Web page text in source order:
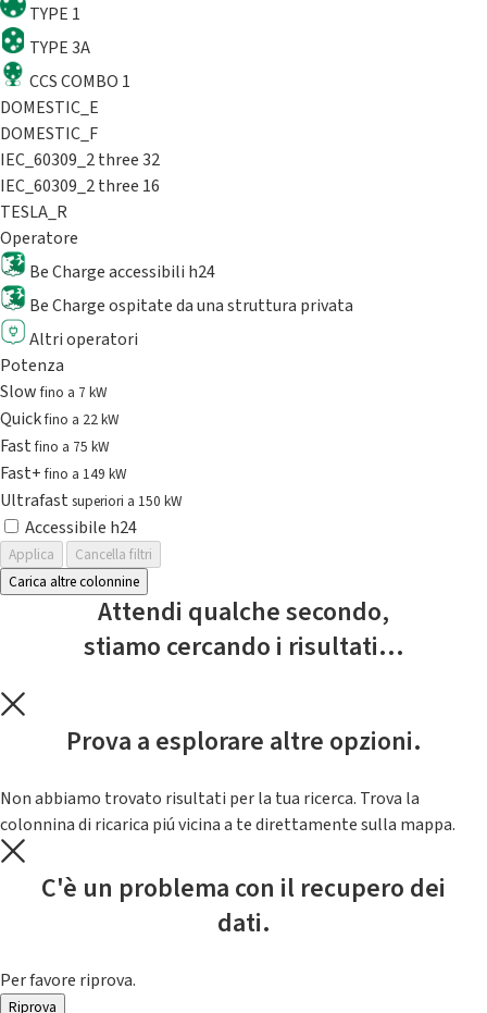
TYPE 1
TYPE 3A
CCS COMBO 1
DOMESTIC_E
DOMESTIC_F
IEC_60309_2 three 32
IEC_60309_2 three 16
TESLA_R
Operatore
Be Charge accessibili h24
Be Charge ospitate da una struttura privata
Altri operatori
Potenza
Slowfino a 7 kW
Quickfino a 22 kW
Fastfino a 75 kW
Fast+fino a 149 kW
Ultrafast superiori a 150 kW
Accessibile h24
Applica
Cancella filtri
Carica altre colonnine
Attendi qualche secondo,
stiamo cercando i risultati...
Prova a esplorare altre opzioni.
Non abbiamo trovato risultati per la tua ricerca. Trova la
colonnina di ricarica piú vicina a te direttamente sulla mappa.
C'è un problema con il recupero dei
dati.
Per favore riprova.
Riprova